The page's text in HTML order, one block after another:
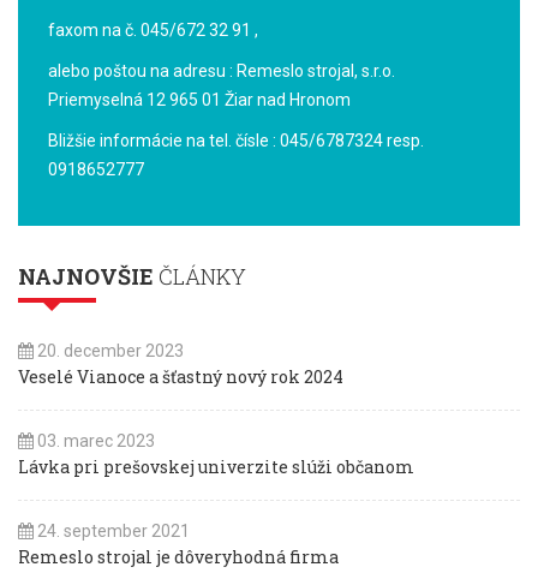
faxom na č. 045/672 32 91 ,
alebo poštou na adresu : Remeslo strojal, s.r.o.
Priemyselná 12 965 01 Žiar nad Hronom
Bližšie informácie na tel. čísle : 045/6787324 resp.
0918652777
NAJNOVŠIE ČLÁNKY
20. december 2023
Veselé Vianoce a šťastný nový rok 2024
03. marec 2023
Lávka pri prešovskej univerzite slúži občanom
24. september 2021
Remeslo strojal je dôveryhodná firma